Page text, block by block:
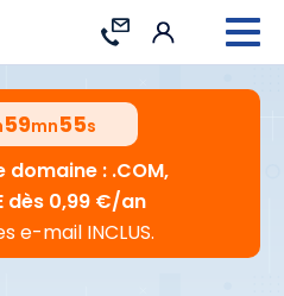
Contact Connexion
59mn54s
: .COM,
dès 0,99 €/an
e-mail INCLUS.